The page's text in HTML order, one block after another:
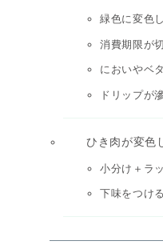
緑色に変色
消費期限が
においやベ
ドリップが
ひき肉が変色
小分け＋ラ
下味をつけ